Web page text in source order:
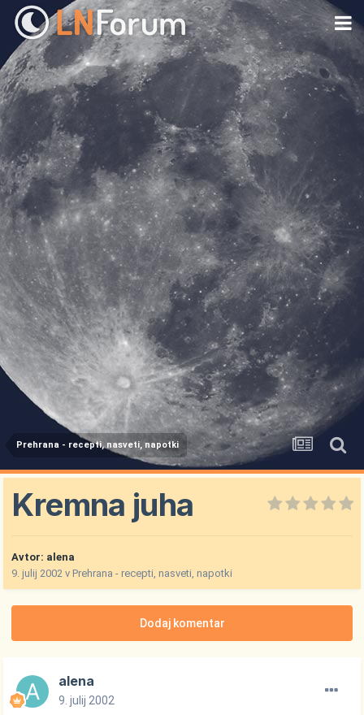
Prehrana - recepti, nasveti, napotki
Kremna juha
Avtor: alena
9. julij 2002 vPrehrana - recepti, nasveti, napotki
Dodaj komentar
alena
9. julij 2002